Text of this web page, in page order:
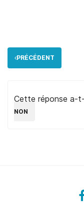
PRÉCÉDENT
Cette réponse a-
NON